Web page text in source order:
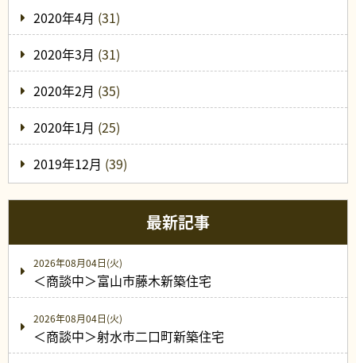
2020年4月 (31)
2020年3月 (31)
2020年2月 (35)
2020年1月 (25)
2019年12月 (39)
最新記事
2026年08月04日(火)
＜商談中＞富山市藤木新築住宅
2026年08月04日(火)
＜商談中＞射水市二口町新築住宅